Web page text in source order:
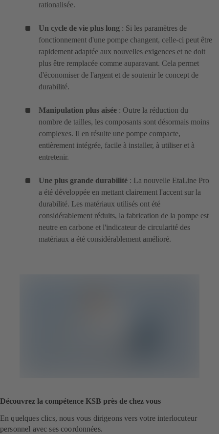
rationalisée.
Un cycle de vie plus long : Si les paramètres de
fonctionnement d'une pompe changent, celle-ci peut être
rapidement adaptée aux nouvelles exigences et ne doit
plus être remplacée comme auparavant. Cela permet
d'économiser de l'argent et de soutenir le concept de
durabilité.
Manipulation plus aisée : Outre la réduction du
nombre de tailles, les composants sont désormais moins
complexes. Il en résulte une pompe compacte,
entièrement intégrée, facile à installer, à utiliser et à
entretenir.
Une plus grande durabilité : La nouvelle EtaLine Pro
a été développée en mettant clairement l'accent sur la
durabilité. Les matériaux utilisés ont été
considérablement réduits, la fabrication de la pompe est
neutre en carbone et l'indicateur de circularité des
matériaux a été considérablement amélioré.
Découvrez la compétence KSB près de chez vous
En quelques clics, nous vous dirigeons vers votre interlocuteur
personnel avec ses coordonnées.